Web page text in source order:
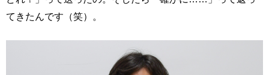
てきたんです（笑）。